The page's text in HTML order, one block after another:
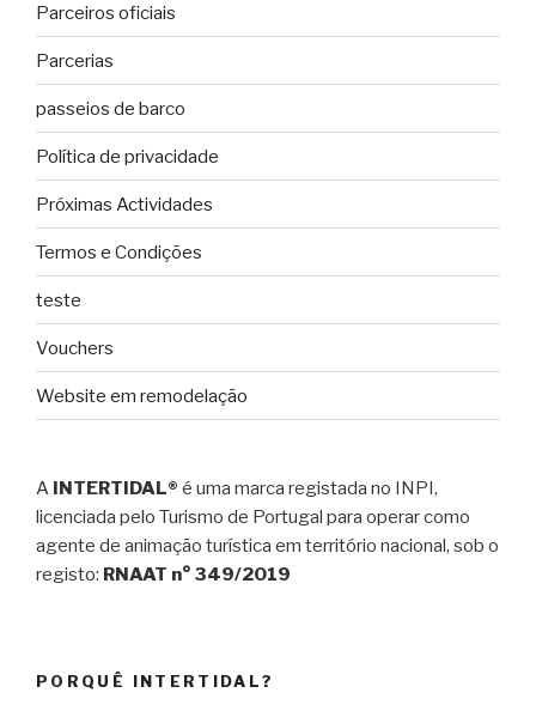
Parceiros oficiais
Parcerias
passeios de barco
Política de privacidade
Próximas Actividades
Termos e Condições
teste
Vouchers
Website em remodelação
A INTERTIDAL® é uma marca registada no INPI,
licenciada pelo Turismo de Portugal para operar como
agente de animação turística em território nacional, sob o
registo: RNAAT n° 349/2019
PORQUÊ INTERTIDAL?